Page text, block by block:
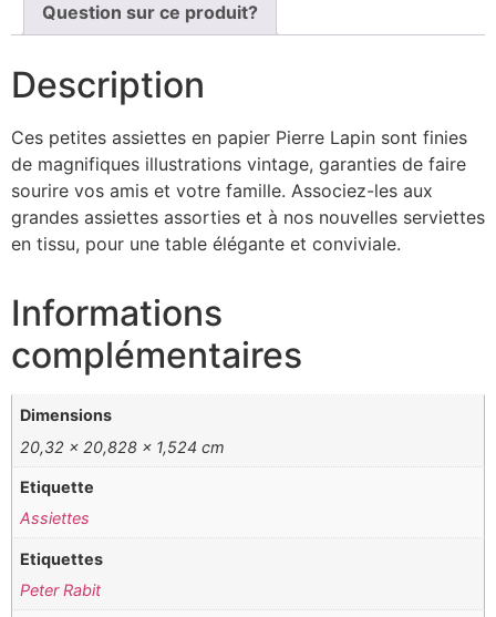
Question sur ce produit?
Description
Ces petites assiettes en papier Pierre Lapin sont finies
de magnifiques illustrations vintage, garanties de faire
sourire vos amis et votre famille. Associez-les aux
grandes assiettes assorties et à nos nouvelles serviettes
en tissu, pour une table élégante et conviviale.
Informations
complémentaires
Dimensions
20,32 × 20,828 × 1,524 cm
Etiquette
Assiettes
Etiquettes
Peter Rabit